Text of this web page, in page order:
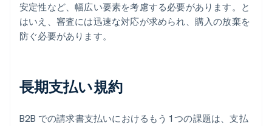
安定性など、幅広い要素を考慮する必要があります。と
はいえ、審査には迅速な対応が求められ、購入の放棄を
防ぐ必要があります。
長期支払い規約
B2B での請求書支払いにおけるもう 1 つの課題は、支払